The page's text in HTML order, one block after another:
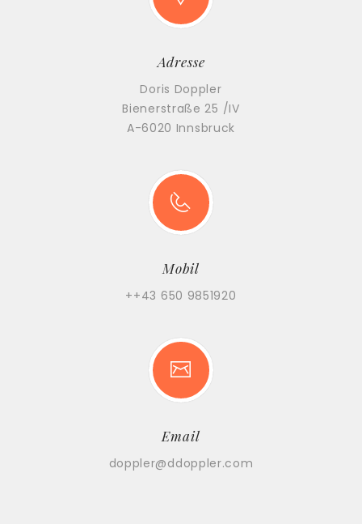
Adresse
Doris Doppler
Bienerstraße 25 /IV
A-6020 Innsbruck
Mobil
++43 650 9851920
Email
doppler@ddoppler.com